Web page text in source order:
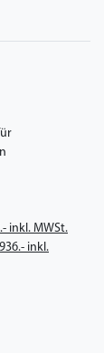
inkl. MWSt.
inkl.